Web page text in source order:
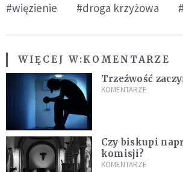
#więzienie #droga krzyżowa
WIĘCEJ W:KOMENTARZE
Trzeźwość
KOMENTARZE
Czy biskupi
komisji?
KOMENTARZE